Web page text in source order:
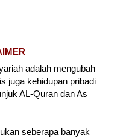
adalah mengubah
juga kehidupan pribadi
AL-Quran dan As
seberapa banyak